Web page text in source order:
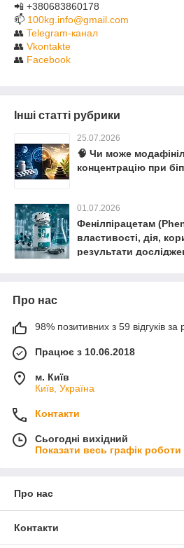
📲 +380683860178
📫 100kg.info@gmail.com
👥 Telegram-канал
👥 Vkontakte
👥 Facebook
Інші статті рубрики
25.07.2026
​​🧠 Чи може
концентрацію при
01.07.2026
Фенілпірацетам
властивості, дія,
результати
Про нас
98% позитивних з 59 відгуків за
Працює з 10.06.2018
м. Київ
Київ, Україна
Контакти
Сьогодні вихідний
Показати весь графік роботи
Про нас
Контакти